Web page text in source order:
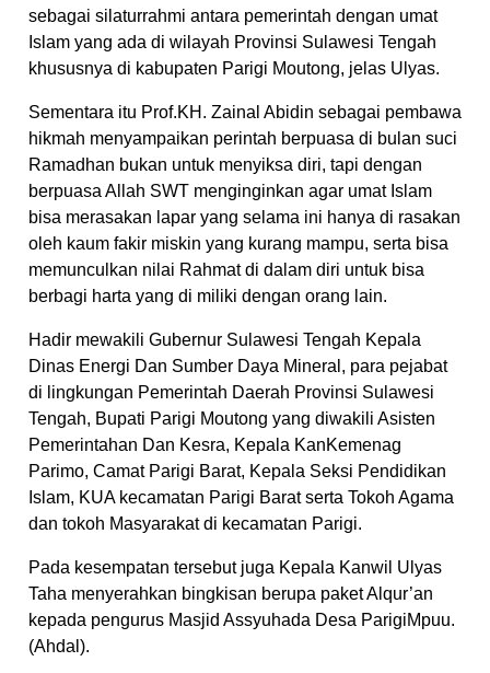
sebagai silaturrahmi antara pemerintah dengan umat
Islam yang ada di wilayah Provinsi Sulawesi Tengah
khususnya di kabupaten Parigi Moutong, jelas Ulyas.
Sementara itu Prof.KH. Zainal Abidin sebagai pembawa
hikmah menyampaikan perintah berpuasa di bulan suci
Ramadhan bukan untuk menyiksa diri, tapi dengan
berpuasa Allah SWT menginginkan agar umat Islam
bisa merasakan lapar yang selama ini hanya di rasakan
oleh kaum fakir miskin yang kurang mampu, serta bisa
memunculkan nilai Rahmat di dalam diri untuk bisa
berbagi harta yang di miliki dengan orang lain.
Hadir mewakili Gubernur Sulawesi Tengah Kepala
Dinas Energi Dan Sumber Daya Mineral, para pejabat
di lingkungan Pemerintah Daerah Provinsi Sulawesi
Tengah, Bupati Parigi Moutong yang diwakili Asisten
Pemerintahan Dan Kesra, Kepala KanKemenag
Parimo, Camat Parigi Barat, Kepala Seksi Pendidikan
Islam, KUA kecamatan Parigi Barat serta Tokoh Agama
dan tokoh Masyarakat di kecamatan Parigi.
Pada kesempatan tersebut juga Kepala Kanwil Ulyas
Taha menyerahkan bingkisan berupa paket Alqur’an
kepada pengurus Masjid Assyuhada Desa ParigiMpuu.
(Ahdal).